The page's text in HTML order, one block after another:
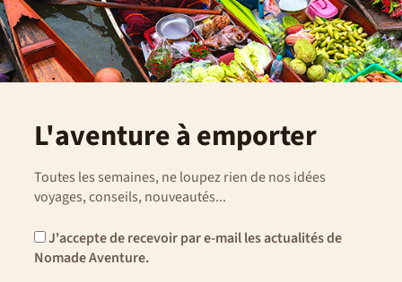
L'aventure à emporter
Toutes les semaines, ne loupez rien de nos idées
voyages, conseils, nouveautés...
J'accepte de recevoir par e-mail les actualités de
Nomade Aventure.